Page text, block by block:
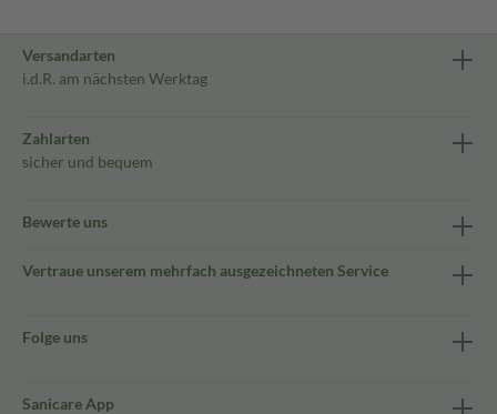
Versandarten
i.d.R. am nächsten Werktag
Zahlarten
sicher und bequem
Bewerte uns
Vertraue unserem mehrfach ausgezeichneten Service
Folge uns
Sanicare App